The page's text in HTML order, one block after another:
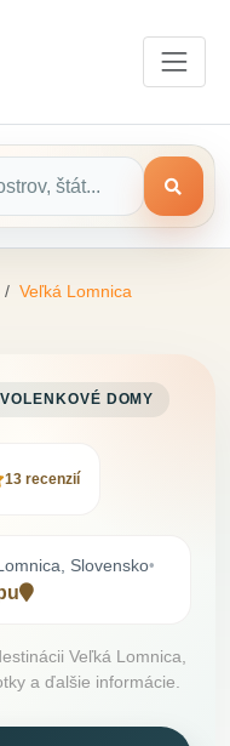
Veľká Lomnica
DOMY
13 recenzií
Slovensko•
Veľká Lomnica,
a ďalšie informácie.